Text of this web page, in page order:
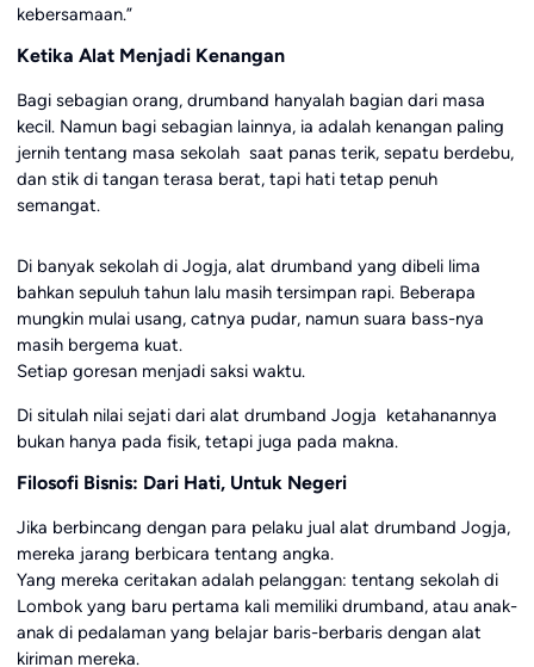
kebersamaan.”
Ketika Alat Menjadi Kenangan
Bagi sebagian orang, drumband hanyalah bagian dari masa
kecil. Namun bagi sebagian lainnya, ia adalah kenangan paling
jernih tentang masa sekolah saat panas terik, sepatu berdebu,
dan stik di tangan terasa berat, tapi hati tetap penuh
semangat.
Di banyak sekolah di Jogja, alat drumband yang dibeli lima
bahkan sepuluh tahun lalu masih tersimpan rapi. Beberapa
mungkin mulai usang, catnya pudar, namun suara bass-nya
masih bergema kuat.
Setiap goresan menjadi saksi waktu.
Di situlah nilai sejati dari alat drumband Jogja ketahanannya
bukan hanya pada fisik, tetapi juga pada makna.
Filosofi Bisnis: Dari Hati, Untuk Negeri
Jika berbincang dengan para pelaku jual alat drumband Jogja,
mereka jarang berbicara tentang angka.
Yang mereka ceritakan adalah pelanggan: tentang sekolah di
Lombok yang baru pertama kali memiliki drumband, atau anak-
anak di pedalaman yang belajar baris-berbaris dengan alat
kiriman mereka.